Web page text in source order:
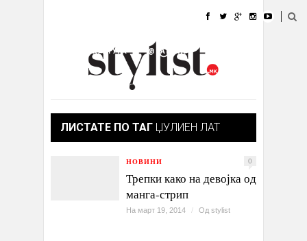
УБАВИНА
КУЛТУРА @РАБОТА
ИЗЛОГ
ЛИСТАТЕ ПО ТАГ ЏУЛИЕН ЛАТ
НОВИНИ 0
Трепки како на девојка од
манга-стрип
На март 19, 2014 / Од stylist